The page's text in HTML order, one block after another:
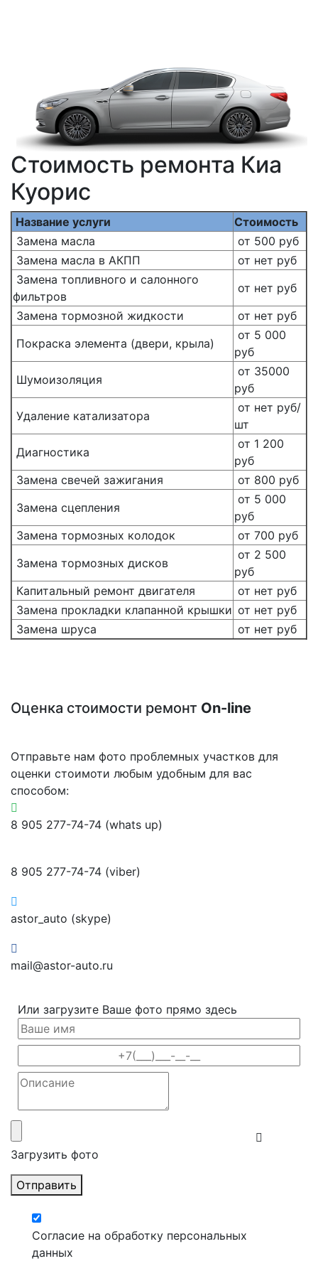
Стоимость ремонта Киа
Куорис
Название услуги
Стоимость
Замена масла
от 500 руб
Замена масла в АКПП
от нет руб
Замена топливного и салонного
фильтров
от нет руб
Замена тормозной жидкости
от нет руб
Покраска элемента (двери, крыла)
от 5 000
руб
Шумоизоляция
от 35000
руб
Удаление катализатора
от нет руб/
шт
Диагностика
от 1 200
руб
Замена свечей зажигания
от 800 руб
Замена сцепления
от 5 000
руб
Замена тормозных колодок
от 700 руб
Замена тормозных дисков
от 2 500
руб
Капитальный ремонт двигателя
от нет руб
Замена прокладки клапанной крышки от нет руб
Замена шруса
от нет руб
Оценка стоимости ремонт On-line
Отправьте нам фото проблемных участков для
оценки стоимоти любым удобным для вас
способом:
8 905 277-74-74 (whats up)
8 905 277-74-74 (viber)
astor_auto (skype)
mail@astor-auto.ru
Или загрузите Ваше фото прямо здесь
Загрузить фото
Отправить
Согласие на обработку персональных
данных